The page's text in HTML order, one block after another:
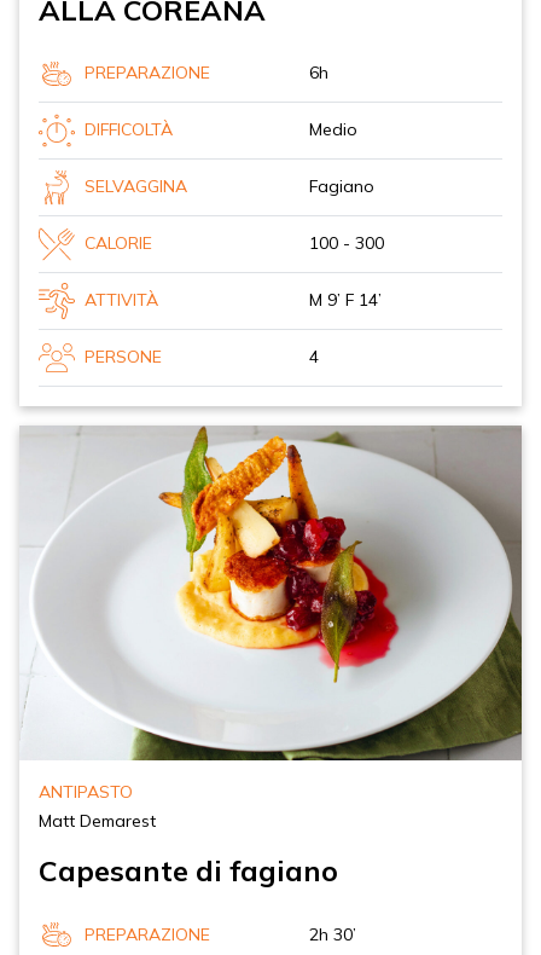
ALLA COREANA
PREPARAZIONE 6h
DIFFICOLTÀ Medio
SELVAGGINA Fagiano
CALORIE 100 - 300
ATTIVITÀ M 9’ F 14’
PERSONE 4
ANTIPASTO
Matt Demarest
Capesante di fagiano
PREPARAZIONE 2h 30’